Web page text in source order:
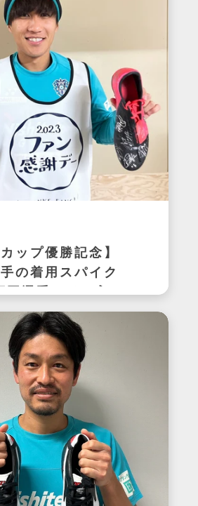
ップ優勝記念】
の着用スパイク
選手サイン入